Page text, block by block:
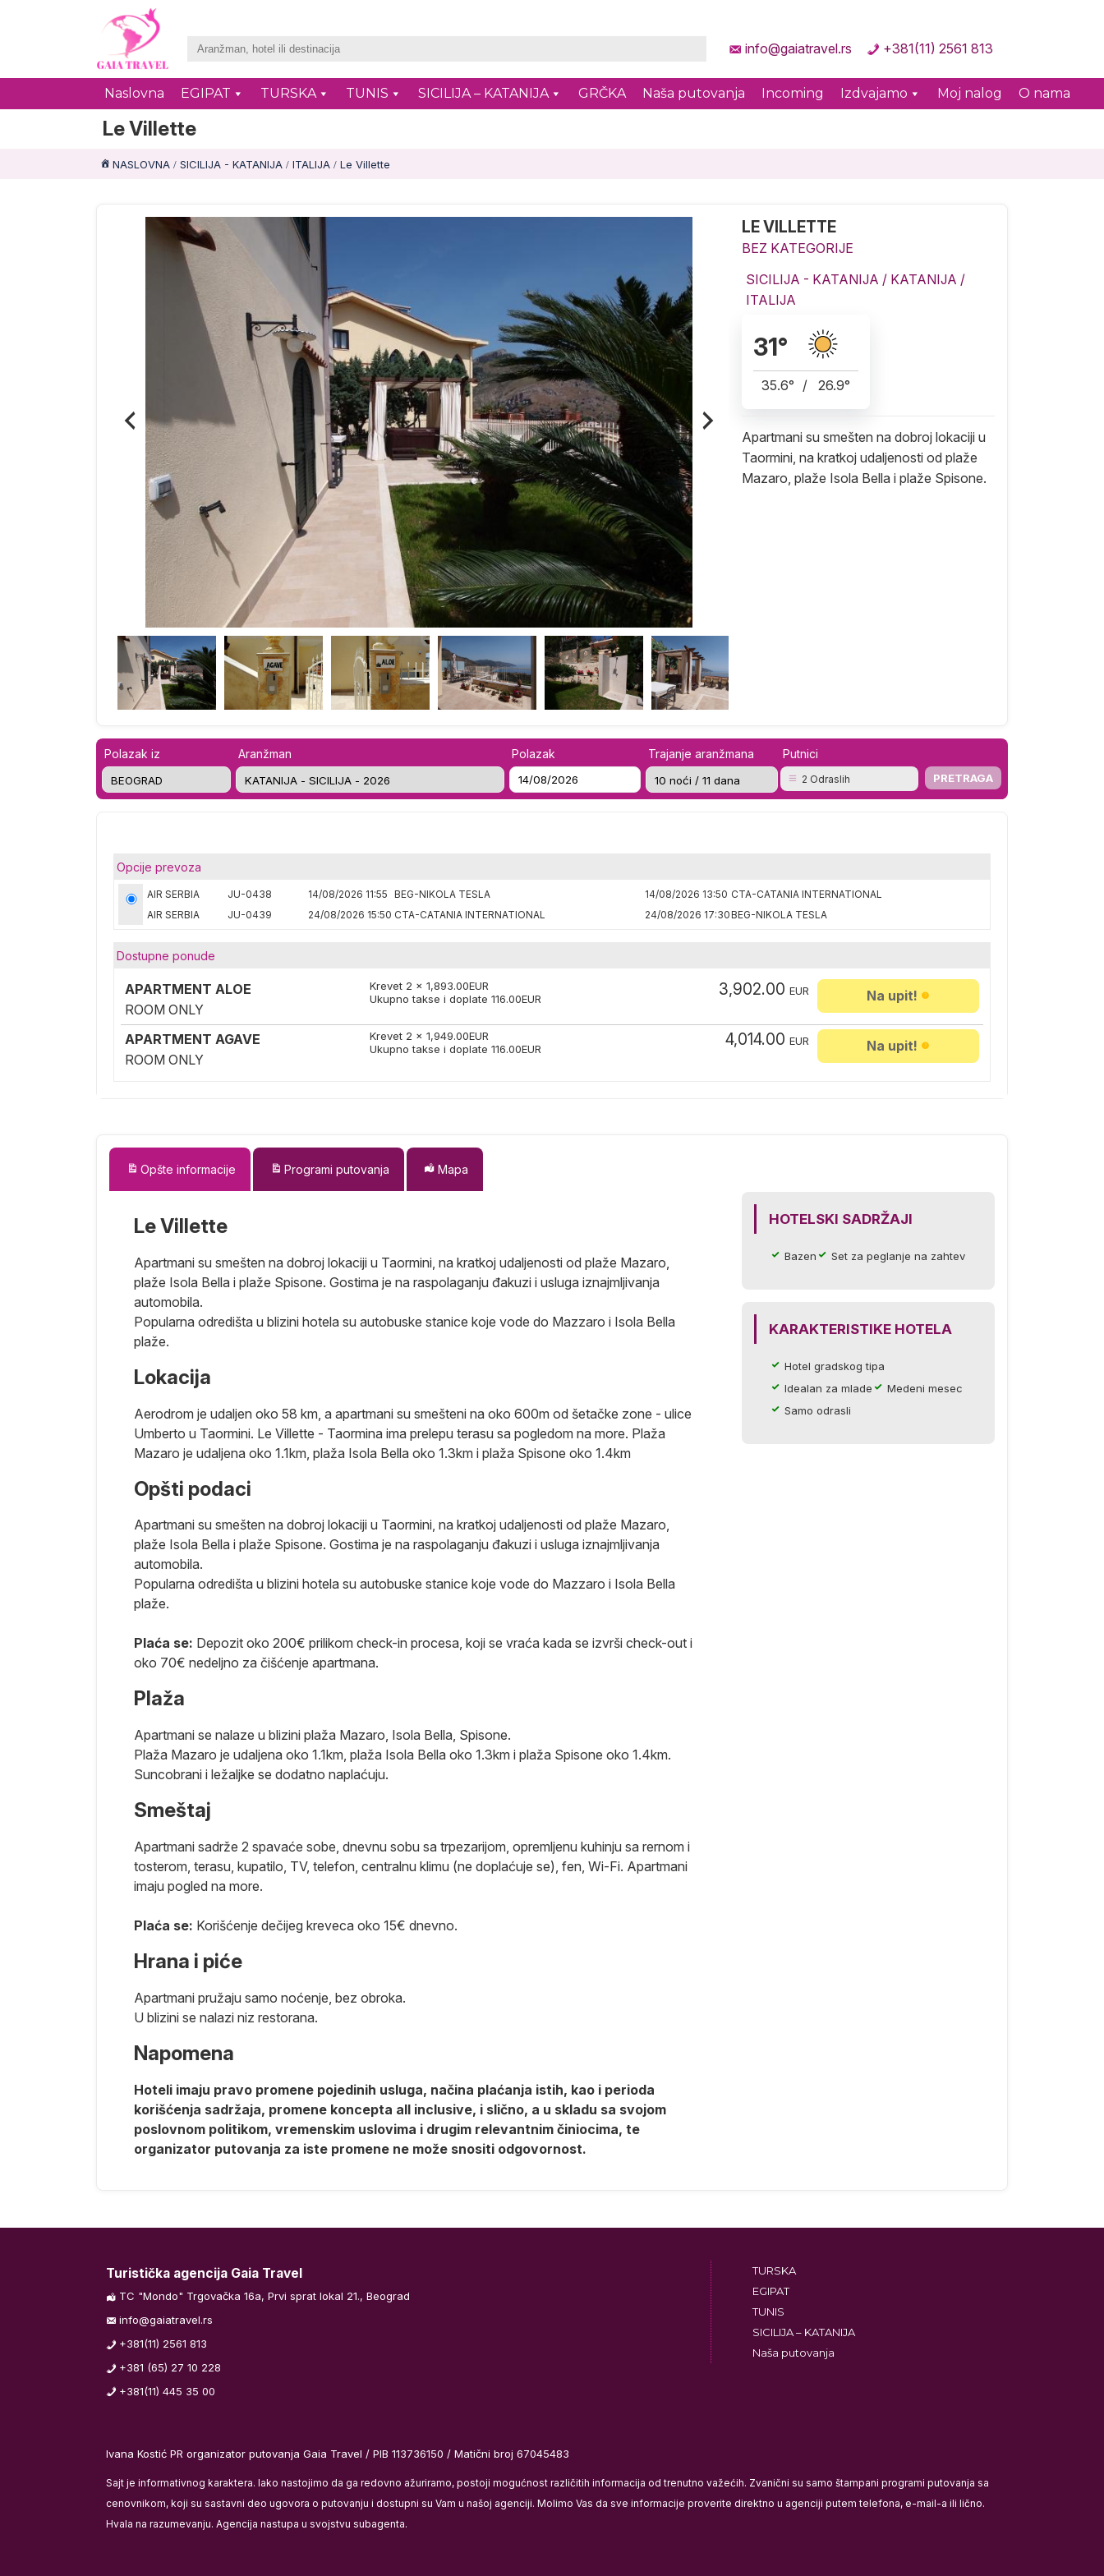
info@gaiatravel.rs +381(11) 2561 813
Naslovna EGIPAT TURSKA TUNIS SICILIJA – KATANIJA GRČKA Naša putovanja Incoming Izdvajamo Moj nalog O nama
Le Villette
NASLOVNA SICILIJA - KATANIJA ITALIJA Le Villette
LE VILLETTE
BEZ KATEGORIJE
SICILIJA - KATANIJA / KATANIJA /
ITALIJA
31°
35.6° / 26.9°
Apartmani su smešten na dobroj lokaciji u
Taormini, na kratkoj udaljenosti od plaže
Mazaro, plaže Isola Bella i plaže Spisone.
Polazak iz Aranžman Polazak Trajanje aranžmana Putnici
2 Odraslih
Opcije prevoza
AIR SERBIA JU-0438 14/08/2026 11:55 BEG-NIKOLA TESLA 14/08/2026 13:50 CTA-CATANIA INTERNATIONAL
AIR SERBIA
JU-0439 24/08/2026 15:50 CTA-CATANIA INTERNATIONAL 24/08/2026 17:30BEG-NIKOLA TESLA
Dostupne ponude
APARTMENT ALOE
ROOM ONLY
Krevet 2 x 1,893.00EUR
Ukupno takse i doplate 116.00EUR 3,902.00 EUR Na upit!
APARTMENT AGAVE
ROOM ONLY
Krevet 2 x 1,949.00EUR
Ukupno takse i doplate 116.00EUR 4,014.00 EUR Na upit!
Opšte informacije Programi putovanja Mapa
Le Villette
Apartmani su smešten na dobroj lokaciji u Taormini, na kratkoj udaljenosti od plaže Mazaro,
plaže Isola Bella i plaže Spisone. Gostima je na raspolaganju đakuzi i usluga iznajmljivanja
automobila.
Popularna odredišta u blizini hotela su autobuske stanice koje vode do Mazzaro i Isola Bella
plaže.
Lokacija
Aerodrom je udaljen oko 58 km, a apartmani su smešteni na oko 600m od šetačke zone - ulice
Umberto u Taormini. Le Villette - Taormina ima prelepu terasu sa pogledom na more. Plaža
Mazaro je udaljena oko 1.1km, plaža Isola Bella oko 1.3km i plaža Spisone oko 1.4km
Opšti podaci
Apartmani su smešten na dobroj lokaciji u Taormini, na kratkoj udaljenosti od plaže Mazaro,
plaže Isola Bella i plaže Spisone. Gostima je na raspolaganju đakuzi i usluga iznajmljivanja
automobila.
Popularna odredišta u blizini hotela su autobuske stanice koje vode do Mazzaro i Isola Bella
plaže.
Plaća se: Depozit oko 200€ prilikom check-in procesa, koji se vraća kada se izvrši check-out i
oko 70€ nedeljno za čišćenje apartmana.
Plaža
Apartmani se nalaze u blizini plaža Mazaro, Isola Bella, Spisone.
Plaža Mazaro je udaljena oko 1.1km, plaža Isola Bella oko 1.3km i plaža Spisone oko 1.4km.
Suncobrani i ležaljke se dodatno naplaćuju.
Smeštaj
Apartmani sadrže 2 spavaće sobe, dnevnu sobu sa trpezarijom, opremljenu kuhinju sa rernom i
tosterom, terasu, kupatilo, TV, telefon, centralnu klimu (ne doplaćuje se), fen, Wi-Fi. Apartmani
imaju pogled na more.
Plaća se: Korišćenje dečijeg kreveca oko 15€ dnevno.
Hrana i piće
Apartmani pružaju samo noćenje, bez obroka.
U blizini se nalazi niz restorana.
Napomena
Hoteli imaju pravo promene pojedinih usluga, načina plaćanja istih, kao i perioda
korišćenja sadržaja, promene koncepta all inclusive, i slično, a u skladu sa svojom
poslovnom politikom, vremenskim uslovima i drugim relevantnim činiocima, te
organizator putovanja za iste promene ne može snositi odgovornost.
HOTELSKI SADRŽAJI
Bazen Set za peglanje na zahtev
KARAKTERISTIKE HOTELA
Hotel gradskog tipa
Idealan za mlade
Medeni mesec
Samo odrasli
Turistička agencija Gaia Travel
TC "Mondo" Trgovačka 16a, Prvi sprat lokal 21., Beograd
info@gaiatravel.rs
+381(11) 2561 813
+381 (65) 27 10 228
+381(11) 445 35 00
TURSKA
EGIPAT
TUNIS
SICILIJA – KATANIJA
Naša putovanja
Ivana Kostić PR organizator putovanja Gaia Travel / PIB 113736150 / Matični broj 67045483
Sajt je informativnog karaktera. Iako nastojimo da ga redovno ažuriramo, postoji mogućnost različitih informacija od trenutno važećih. Zvanični su samo štampani programi putovanja sa
cenovnikom, koji su sastavni deo ugovora o putovanju i dostupni su Vam u našoj agenciji. Molimo Vas da sve informacije proverite direktno u agenciji putem telefona, e-mail-a ili lično.
Hvala na razumevanju. Agencija nastupa u svojstvu subagenta.